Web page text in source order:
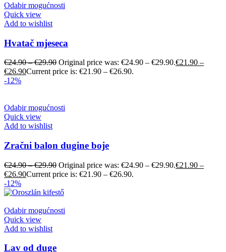
Odabir mogućnosti
Quick view
Add to wishlist
Hvatač mjeseca
€24.90–€29.90 Original price was: €24.90 – €29.90.€21.90 –
€26.90Current price is: €21.90 – €26.90.
-12%
Odabir mogućnosti
Quick view
Add to wishlist
Zračni balon dugine boje
€24.90–€29.90 Original price was: €24.90 – €29.90.€21.90 –
€26.90Current price is: €21.90 – €26.90.
-12%
Odabir mogućnosti
Quick view
Add to wishlist
Lav od duge